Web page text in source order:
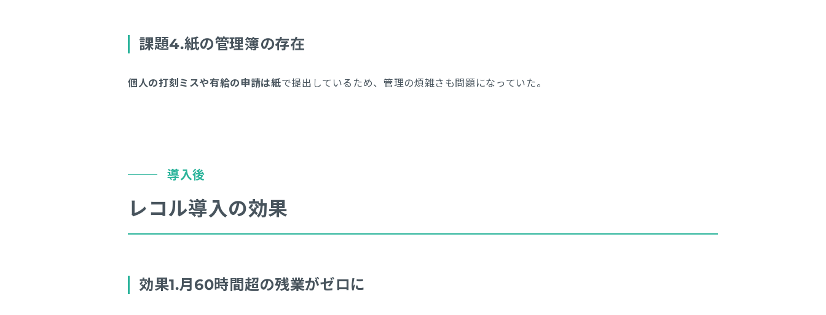
課題4.紙の管理簿の存在
個人の打刻ミスや有給の申請は紙で提出しているため、管理の煩雑さも問題になっていた。
導入後
レコル導入の効果
効果1.月60時間超の残業がゼロに